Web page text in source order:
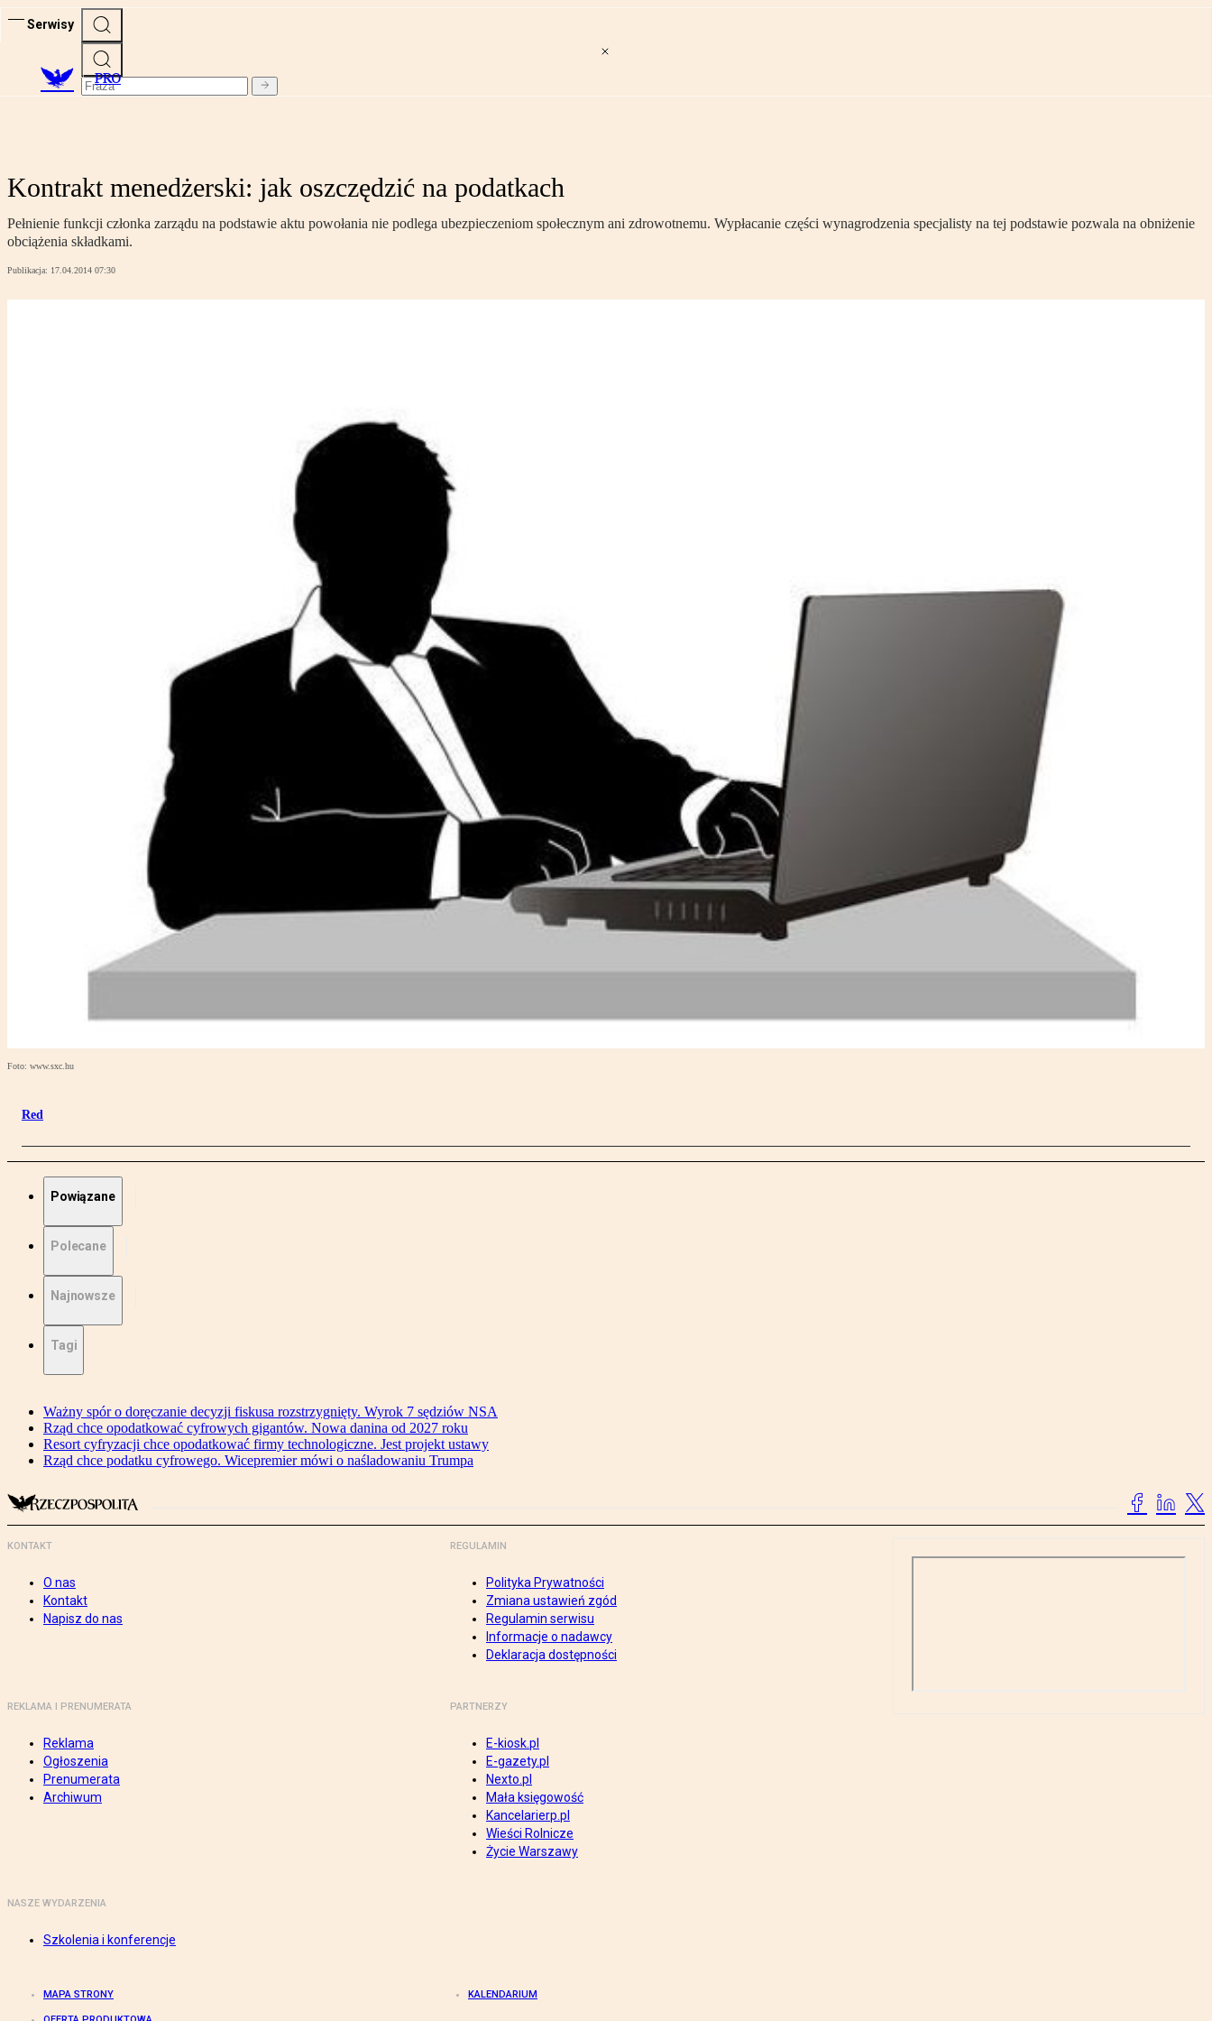
Serwisy
PRO
Kontrakt menedżerski: jak oszczędzić na podatkach
Pełnienie funkcji członka zarządu na podstawie aktu powołania nie podlega ubezpieczeniom społecznym ani zdrowotnemu. Wypłacanie części wynagrodzenia specjalisty na tej podstawie pozwala na obniżenie
obciążenia składkami.
Publikacja: 17.04.2014 07:30
Foto: www.sxc.hu
Red
Powiązane
Polecane
Najnowsze
Tagi
Ważny spór o doręczanie decyzji fiskusa rozstrzygnięty. Wyrok 7 sędziów NSA
Rząd chce opodatkować cyfrowych gigantów. Nowa danina od 2027 roku
Resort cyfryzacji chce opodatkować firmy technologiczne. Jest projekt ustawy
Rząd chce podatku cyfrowego. Wicepremier mówi o naśladowaniu Trumpa
KONTAKT
O nas
Kontakt
Napisz do nas
REGULAMIN
Polityka Prywatności
Zmiana ustawień zgód
Regulamin serwisu
Informacje o nadawcy
Deklaracja dostępności
REKLAMA I PRENUMERATA
Reklama
Ogłoszenia
Prenumerata
Archiwum
PARTNERZY
E-kiosk.pl
E-gazety.pl
Nexto.pl
Mała księgowość
Kancelarierp.pl
Wieści Rolnicze
Życie Warszawy
NASZE WYDARZENIA
Szkolenia i konferencje
MAPA STRONY KALENDARIUM